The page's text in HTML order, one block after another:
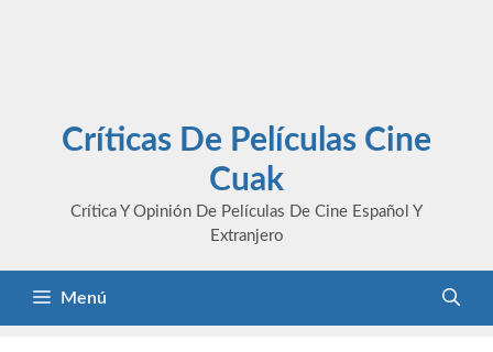
Críticas De Películas Cine
Cuak
Crítica Y Opinión De Películas De Cine Español Y
Extranjero
Menú